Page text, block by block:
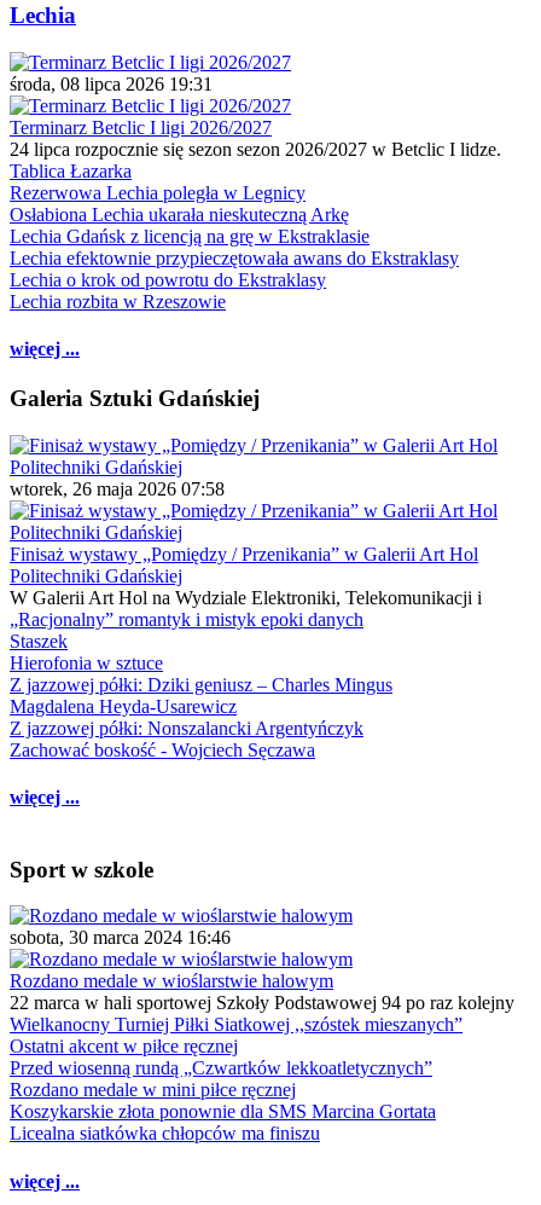
Lechia
środa, 08 lipca 2026 19:31
Terminarz Betclic I ligi 2026/2027
24 lipca rozpocznie się sezon sezon 2026/2027 w Betclic I lidze.
Tablica Łazarka
Rezerwowa Lechia poległa w Legnicy
Osłabiona Lechia ukarała nieskuteczną Arkę
Lechia Gdańsk z licencją na grę w Ekstraklasie
Lechia efektownie przypieczętowała awans do Ekstraklasy
Lechia o krok od powrotu do Ekstraklasy
Lechia rozbita w Rzeszowie
więcej ...
Galeria Sztuki Gdańskiej
wtorek, 26 maja 2026 07:58
Finisaż wystawy „Pomiędzy / Przenikania” w Galerii Art Hol
Politechniki Gdańskiej
W Galerii Art Hol na Wydziale Elektroniki, Telekomunikacji i
„Racjonalny” romantyk i mistyk epoki danych
Staszek
Hierofonia w sztuce
Z jazzowej półki: Dziki geniusz – Charles Mingus
Magdalena Heyda-Usarewicz
Z jazzowej półki: Nonszalancki Argentyńczyk
Zachować boskość - Wojciech Sęczawa
więcej ...
Sport w szkole
sobota, 30 marca 2024 16:46
Rozdano medale w wioślarstwie halowym
22 marca w hali sportowej Szkoły Podstawowej 94 po raz kolejny
Wielkanocny Turniej Piłki Siatkowej ,,szóstek mieszanych”
Ostatni akcent w piłce ręcznej
Przed wiosenną rundą „Czwartków lekkoatletycznych”
Rozdano medale w mini piłce ręcznej
Koszykarskie złota ponownie dla SMS Marcina Gortata
Licealna siatkówka chłopców ma finiszu
więcej ...